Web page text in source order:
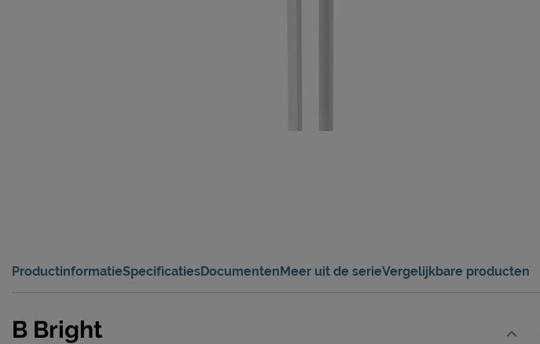
ProductinformatieSpecificatiesDocumentenMeer uit de serieVergelijkbare producten
B Bright